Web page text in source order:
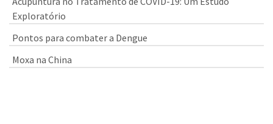
Exploratório
Pontos para combater a Dengue
Moxa na China